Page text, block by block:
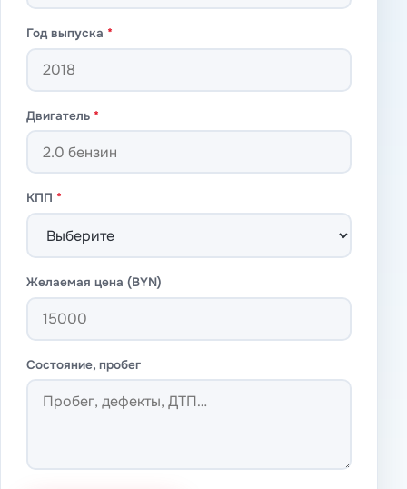
Год выпуска *
Двигатель *
КПП *
Желаемая цена (BYN)
Состояние, пробег